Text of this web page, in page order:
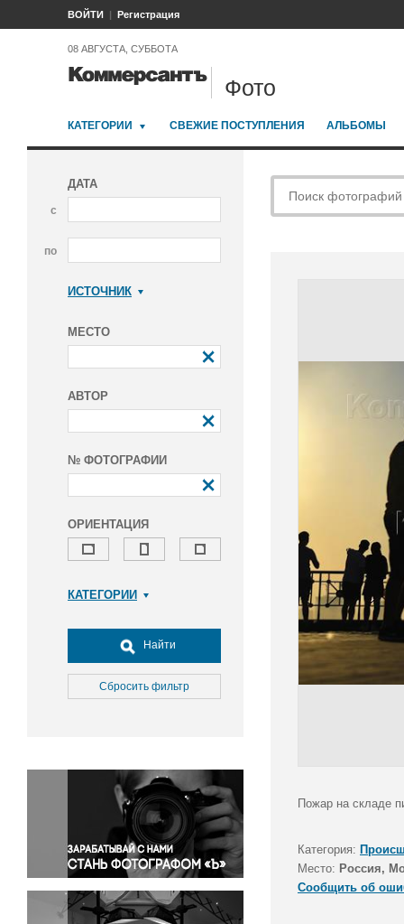
ВОЙТИ Регистрация
08 АВГУСТА, СУББОТА
Фото
КАТЕГОРИИ СВЕЖИЕ ПОСТУПЛЕНИЯ АЛЬБОМЫ
ДАТА
с
по
ИСТОЧНИК
МЕСТО
АВТОР
№ ФОТОГРАФИИ
ОРИЕНТАЦИЯ
КАТЕГОРИИ
Досуг, туризм и отдых
Культура
Медицина
Окружающая среда
Политика
Правосудие
Происшествия и конфликты
Религия
Светская жизнь
Спорт
Найти
Сбросить фильтр
Пожар на складе
Категория:
Место: Россия,
Сообщить об